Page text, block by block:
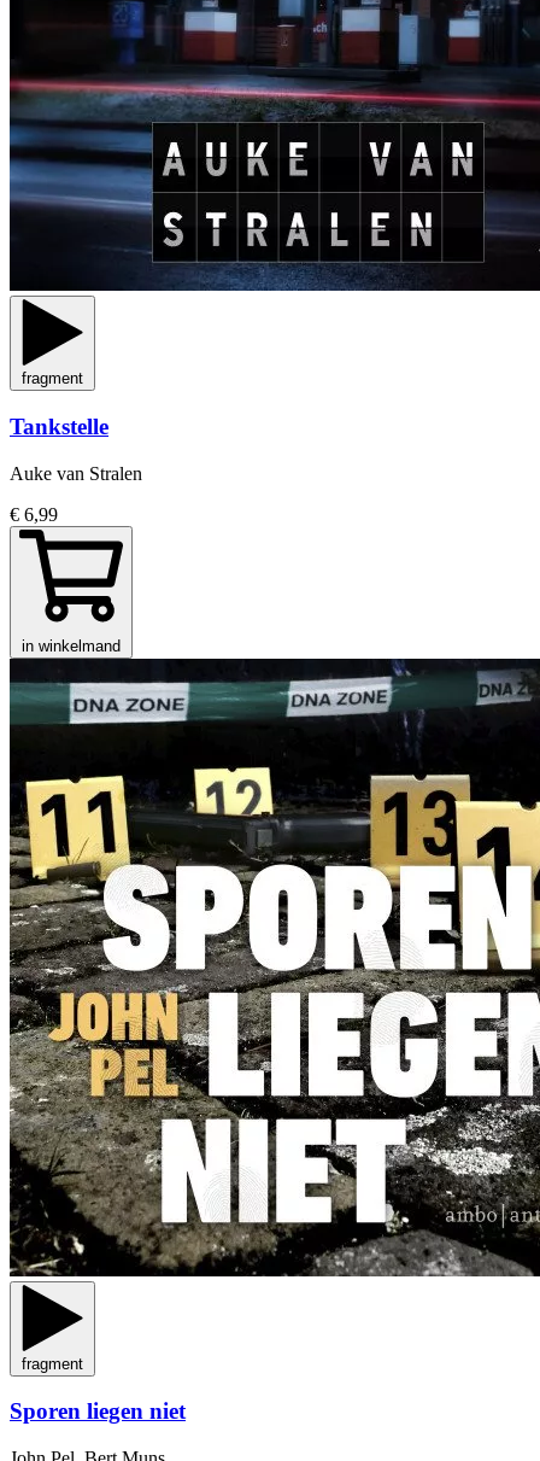
fragment
Tankstelle
Auke van Stralen
€ 6,99
in winkelmand
fragment
Sporen liegen niet